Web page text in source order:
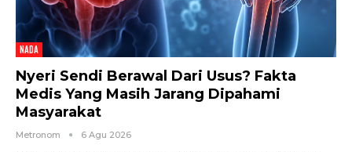
NADA
Nyeri Sendi Berawal Dari Usus? Fakta
Medis Yang Masih Jarang Dipahami
Masyarakat
Metronom 6 Agu 2026